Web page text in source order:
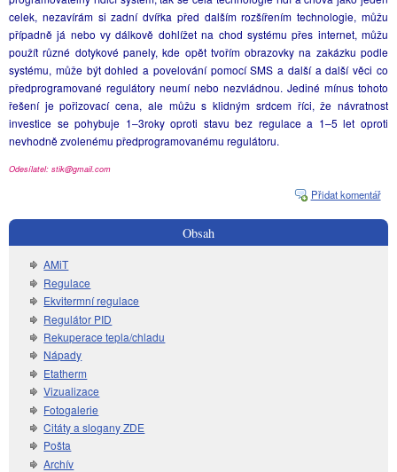
celek, nezavírám si zadní dvířka před dalším rozšířením technologie, můžu
případně já nebo vy dálkově dohlížet na chod systému přes internet, můžu
použít různé dotykové panely, kde opět tvořím obrazovky na zakázku podle
systému, může být dohled a povelování pomocí SMS a další a další věci co
předprogramované regulátory neumí nebo nezvládnou. Jediné mínus tohoto
řešení je pořizovací cena, ale můžu s klidným srdcem říci, že návratnost
investice se pohybuje 1–3roky oproti stavu bez regulace a 1–5 let oproti
nevhodně zvolenému předprogramovanému regulátoru.
Odesílatel: stik@gmail.com
Přidat komentář
Obsah
AMiT
Regulace
Ekvitermní regulace
Regulátor PID
Rekuperace tepla/chladu
Nápady
Etatherm
Vizualizace
Fotogalerie
Citáty a slogany ZDE
Pošta
Archív